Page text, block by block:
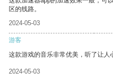
区的线路。
2024-05-03
游客
这款游戏的音乐非常优美，听了让人
2024-05-03